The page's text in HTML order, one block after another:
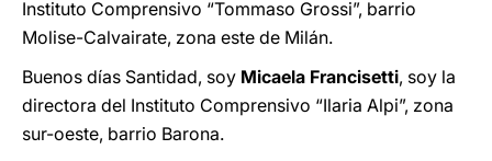
Instituto Comprensivo “Tommaso Grossi”, barrio
Molise-Calvairate, zona este de Milán.
Buenos días Santidad, soy Micaela Francisetti, soy la
directora del Instituto Comprensivo “Ilaria Alpi”, zona
sur-oeste, barrio Barona.